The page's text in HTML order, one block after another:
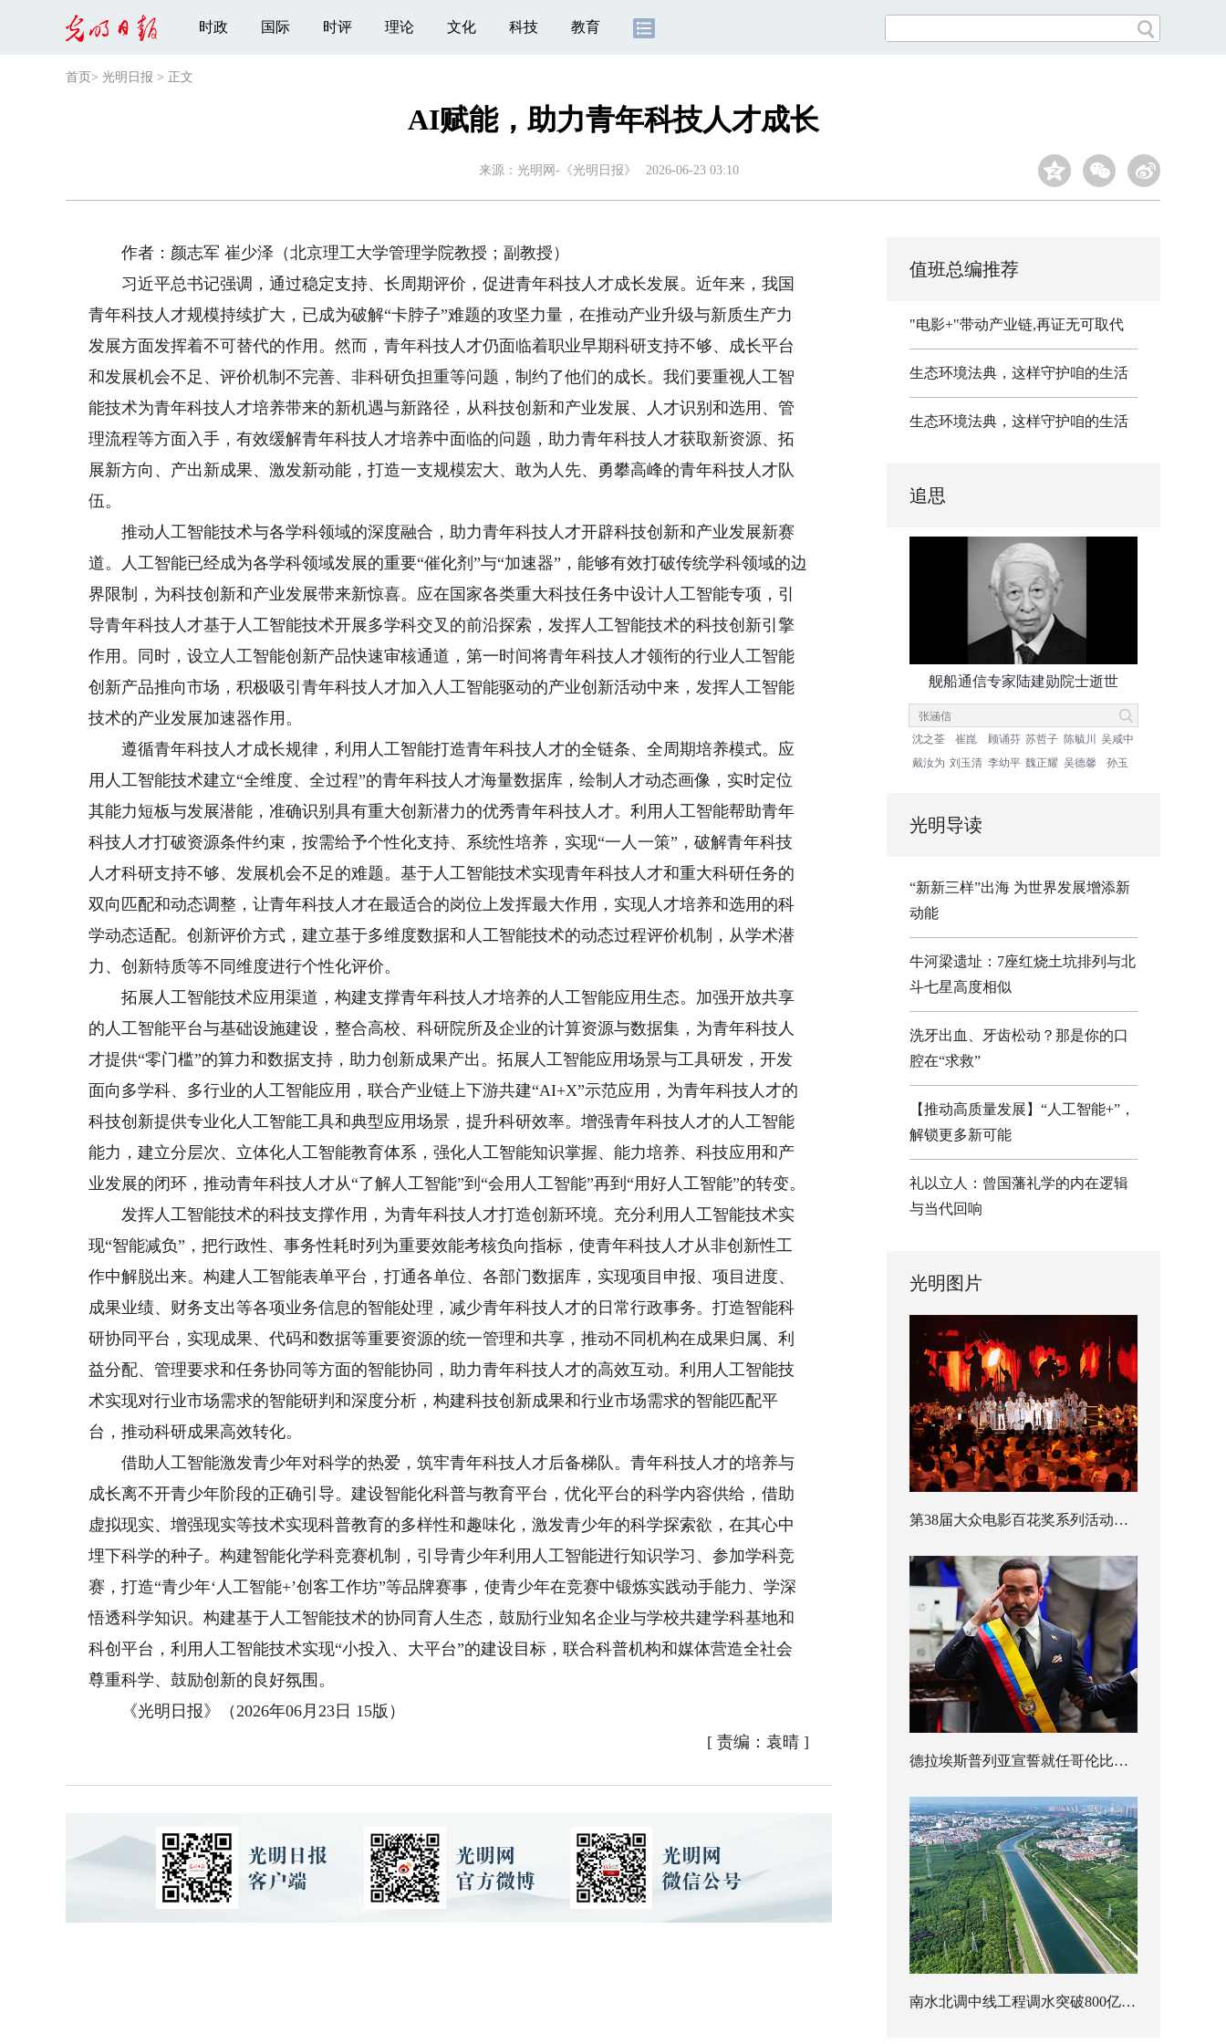
时政 国际 时评 理论 文化 科技 教育
首页 > 光明日报 > 正文
AI赋能，助力青年科技人才成长
来源： 光明网-《光明日报》 2026-06-23 03:10
作者：颜志军 崔少泽（北京理工大学管理学院教授；副教授）
习近平总书记强调，通过稳定支持、长周期评价，促进青年科技人才成长发展。近年来，我国
青年科技人才规模持续扩大，已成为破解“卡脖子”难题的攻坚力量，在推动产业升级与新质生产力
发展方面发挥着不可替代的作用。然而，青年科技人才仍面临着职业早期科研支持不够、成长平台
和发展机会不足、评价机制不完善、非科研负担重等问题，制约了他们的成长。我们要重视人工智
能技术为青年科技人才培养带来的新机遇与新路径，从科技创新和产业发展、人才识别和选用、管
理流程等方面入手，有效缓解青年科技人才培养中面临的问题，助力青年科技人才获取新资源、拓
展新方向、产出新成果、激发新动能，打造一支规模宏大、敢为人先、勇攀高峰的青年科技人才队
伍。
推动人工智能技术与各学科领域的深度融合，助力青年科技人才开辟科技创新和产业发展新赛
道。人工智能已经成为各学科领域发展的重要“催化剂”与“加速器”，能够有效打破传统学科领域的边
界限制，为科技创新和产业发展带来新惊喜。应在国家各类重大科技任务中设计人工智能专项，引
导青年科技人才基于人工智能技术开展多学科交叉的前沿探索，发挥人工智能技术的科技创新引擎
作用。同时，设立人工智能创新产品快速审核通道，第一时间将青年科技人才领衔的行业人工智能
创新产品推向市场，积极吸引青年科技人才加入人工智能驱动的产业创新活动中来，发挥人工智能
技术的产业发展加速器作用。
遵循青年科技人才成长规律，利用人工智能打造青年科技人才的全链条、全周期培养模式。应
用人工智能技术建立“全维度、全过程”的青年科技人才海量数据库，绘制人才动态画像，实时定位
其能力短板与发展潜能，准确识别具有重大创新潜力的优秀青年科技人才。利用人工智能帮助青年
科技人才打破资源条件约束，按需给予个性化支持、系统性培养，实现“一人一策”，破解青年科技
人才科研支持不够、发展机会不足的难题。基于人工智能技术实现青年科技人才和重大科研任务的
双向匹配和动态调整，让青年科技人才在最适合的岗位上发挥最大作用，实现人才培养和选用的科
学动态适配。创新评价方式，建立基于多维度数据和人工智能技术的动态过程评价机制，从学术潜
力、创新特质等不同维度进行个性化评价。
拓展人工智能技术应用渠道，构建支撑青年科技人才培养的人工智能应用生态。加强开放共享
的人工智能平台与基础设施建设，整合高校、科研院所及企业的计算资源与数据集，为青年科技人
才提供“零门槛”的算力和数据支持，助力创新成果产出。拓展人工智能应用场景与工具研发，开发
面向多学科、多行业的人工智能应用，联合产业链上下游共建“AI+X”示范应用，为青年科技人才的
科技创新提供专业化人工智能工具和典型应用场景，提升科研效率。增强青年科技人才的人工智能
能力，建立分层次、立体化人工智能教育体系，强化人工智能知识掌握、能力培养、科技应用和产
业发展的闭环，推动青年科技人才从“了解人工智能”到“会用人工智能”再到“用好人工智能”的转变。
发挥人工智能技术的科技支撑作用，为青年科技人才打造创新环境。充分利用人工智能技术实
现“智能减负”，把行政性、事务性耗时列为重要效能考核负向指标，使青年科技人才从非创新性工
作中解脱出来。构建人工智能表单平台，打通各单位、各部门数据库，实现项目申报、项目进度、
成果业绩、财务支出等各项业务信息的智能处理，减少青年科技人才的日常行政事务。打造智能科
研协同平台，实现成果、代码和数据等重要资源的统一管理和共享，推动不同机构在成果归属、利
益分配、管理要求和任务协同等方面的智能协同，助力青年科技人才的高效互动。利用人工智能技
术实现对行业市场需求的智能研判和深度分析，构建科技创新成果和行业市场需求的智能匹配平
台，推动科研成果高效转化。
借助人工智能激发青少年对科学的热爱，筑牢青年科技人才后备梯队。青年科技人才的培养与
成长离不开青少年阶段的正确引导。建设智能化科普与教育平台，优化平台的科学内容供给，借助
虚拟现实、增强现实等技术实现科普教育的多样性和趣味化，激发青少年的科学探索欲，在其心中
埋下科学的种子。构建智能化学科竞赛机制，引导青少年利用人工智能进行知识学习、参加学科竞
赛，打造“青少年‘人工智能+’创客工作坊”等品牌赛事，使青少年在竞赛中锻炼实践动手能力、学深
悟透科学知识。构建基于人工智能技术的协同育人生态，鼓励行业知名企业与学校共建学科基地和
科创平台，利用人工智能技术实现“小投入、大平台”的建设目标，联合科普机构和媒体营造全社会
尊重科学、鼓励创新的良好氛围。
《光明日报》（2026年06月23日 15版）
[ 责编：袁晴]
值班总编推荐
"电影+"带动产业链,再证无可取代
生态环境法典，这样守护咱的生活
生态环境法典，这样守护咱的生活
追思
舰船通信专家陆建勋院士逝世
沈之荃 崔崑 顾诵芬 苏哲子 陈毓川
吴咸中
戴汝为 刘玉清 李幼平 魏正耀 吴德馨 孙玉
光明导读
“新新三样”出海 为世界发展增添新
动能
牛河梁遗址：7座红烧土坑排列与北
斗七星高度相似
洗牙出血、牙齿松动？那是你的口
腔在“求救”
【推动高质量发展】“人工智能+”，
解锁更多新可能
礼以立人：曾国藩礼学的内在逻辑
与当代回响
光明图片
第38届大众电影百花奖系列活动开幕
德拉埃斯普列亚宣誓就任哥伦比亚总统
南水北调中线工程调水突破800亿立方米